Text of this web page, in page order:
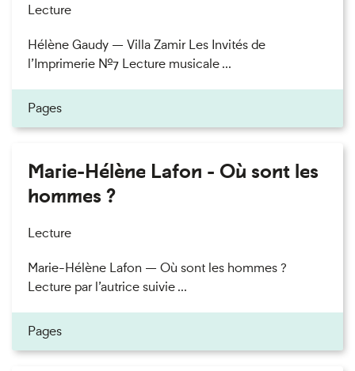
Lecture
Hélène Gaudy — Villa Zamir Les Invités de
l’Imprimerie n°7 Lecture musicale ...
Pages
Marie-Hélène Lafon - Où sont les
hommes ?
Lecture
Marie-Hélène Lafon — Où sont les hommes ?
Lecture par l’autrice suivie ...
Pages